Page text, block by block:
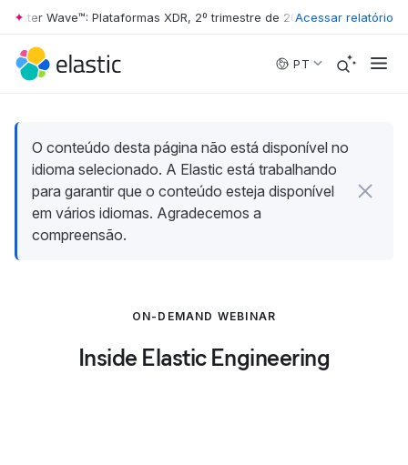
Skip to main content
Wave™: Plataformas XDR, 2º trimestre de 2026 • The Forrester
Acessar relatório
PT
O conteúdo desta página não está disponível no
idioma selecionado. A Elastic está trabalhando
para garantir que o conteúdo esteja disponível
em vários idiomas. Agradecemos a
compreensão.
ON-DEMAND WEBINAR
Inside Elastic Engineering